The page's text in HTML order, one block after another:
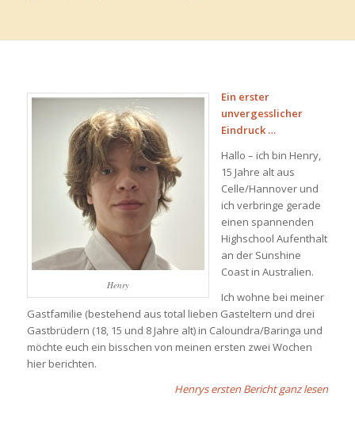
Henry
Ein erster
unvergesslicher
Eindruck …
Hallo – ich bin Henry,
15 Jahre alt aus
Celle/Hannover und
ich verbringe gerade
einen spannenden
Highschool Aufenthalt
an der Sunshine
Coast in Australien.
Ich wohne bei meiner
Gastfamilie (bestehend aus total lieben Gasteltern und drei
Gastbrüdern (18, 15 und 8 Jahre alt) in Caloundra/Baringa und
möchte euch ein bisschen von meinen ersten zwei Wochen
hier berichten.
Henrys ersten Bericht ganz lesen